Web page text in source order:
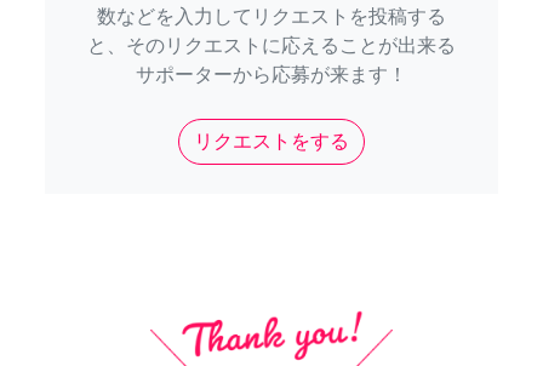
数などを入力してリクエストを投稿する
と、そのリクエストに応えることが出来る
サポーターから応募が来ます！
リクエストをする